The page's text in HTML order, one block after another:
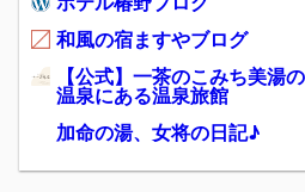
和風の宿ますやブログ
【公式】一茶のこみち美湯
温泉にある温泉旅館
加命の湯、女将の日記♪